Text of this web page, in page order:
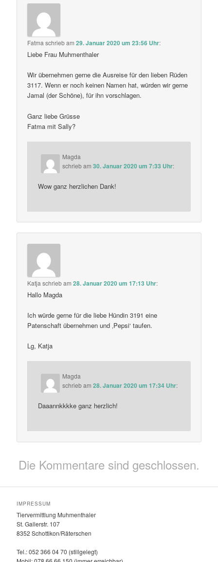
Fatma schriebam29. Januar 2020 um 23:56 Uhr:
Liebe Frau Muhmenthaler
Wir übernehmen gerne die Ausreise für den lieben Rüden
3117. Wenn er noch keinen Namen hat, würden wir gerne
Jamal (der Schöne), für ihn vorschlagen.
Ganz liebe Grüsse
Fatma mit Sally?
Magda
schriebam30. Januar 2020 um 7:33 Uhr:
Wow ganz herzlichen Dank!
Katja schriebam28. Januar 2020 um 17:13 Uhr:
Hallo Magda
Ich würde gerne für die liebe Hündin 3191 eine
Patenschaft übernehmen und ‚Pepsi‘ taufen.
Lg, Katja
Magda
schriebam28. Januar 2020 um 17:34 Uhr:
Daaannkkkke ganz herzlich!
Die Kommentare sind geschlossen.
IMPRESSUM
Tiervermittlung Muhmenthaler
St. Gallerstr. 107
8352 Schottikon/Räterschen
Tel.: 052 366 04 70 (stillgelegt)